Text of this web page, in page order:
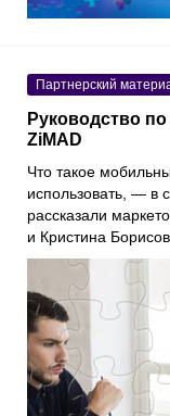
Партнерский
Руководство
ZiMAD
Что такое
использовать, — в
рассказали
и Кристина